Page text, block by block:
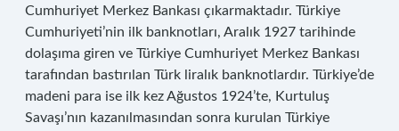
Cumhuriyet Merkez Bankası çıkarmaktadır. Türkiye
Cumhuriyeti’nin ilk banknotları, Aralık 1927 tarihinde
dolaşıma giren ve Türkiye Cumhuriyet Merkez Bankası
tarafından bastırılan Türk liralık banknotlardır. Türkiye’de
madeni para ise ilk kez Ağustos 1924’te, Kurtuluş
Savaşı’nın kazanılmasından sonra kurulan Türkiye